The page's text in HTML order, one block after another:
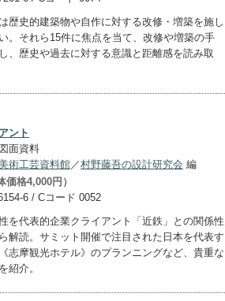
歴史的建築物や自作に対する改修・増築を施し
。それら15件に焦点を当て、改修や増築の手
、歴史や過去に対する意識と距離感を読み取
ント
面資料
術工芸資料館／村野藤吾の設計研究会 編
格4,000円）
6 / Cコード 0052
を代表的企業クライアント「近鉄」との関係性
解読。サミット開催で注目された日本を代表す
志摩観光ホテル》のプランニングなど、貴重な
紹介。